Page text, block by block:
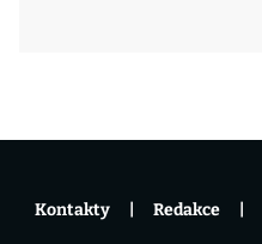
Kontakty Redakce